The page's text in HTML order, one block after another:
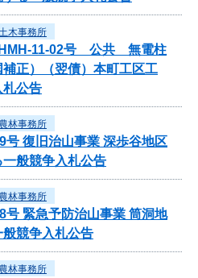
木事務所
HMH-11-02号 公共 無電柱
正）（翌債）本町工区工
公告
林事務所
号 復旧治山事業 深歩谷地区
般競争入札公告
林事務所
号 緊急予防治山事業 筒洞地
競争入札公告
林事務所